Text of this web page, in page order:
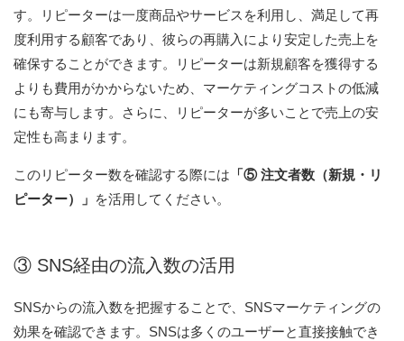
す。リピーターは一度商品やサービスを利用し、満足して再
度利用する顧客であり、彼らの再購入により安定した売上を
確保することができます。リピーターは新規顧客を獲得する
よりも費用がかからないため、マーケティングコストの低減
にも寄与します。さらに、リピーターが多いことで売上の安
定性も高まります。
このリピーター数を確認する際には 「⑤ 注文者数（新規・リ
ピーター）」 を活用してください。
③ SNS経由の流入数の活用
SNSからの流入数を把握することで、SNSマーケティングの
効果を確認できます。SNSは多くのユーザーと直接接触でき